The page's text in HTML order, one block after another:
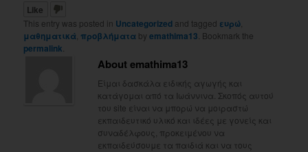
Like
This entry was posted in Uncategorized and tagged ευρώ
μαθηματικά προβλήματα byemathima13 . Bookmark the
permalink
About emathima13
Είμαι δασκάλα ειδικής αγωγής και
κατάγομαι από τα Ιωάννινα. Σκοπός αυτού
του site είναι να μπορώ να μοιραστώ
εκπαιδευτικό υλικό και ιδέες με γονείς και
συναδέλφους, προκειμένου να
εκπαιδεύσουμε τα παιδιά και να τους